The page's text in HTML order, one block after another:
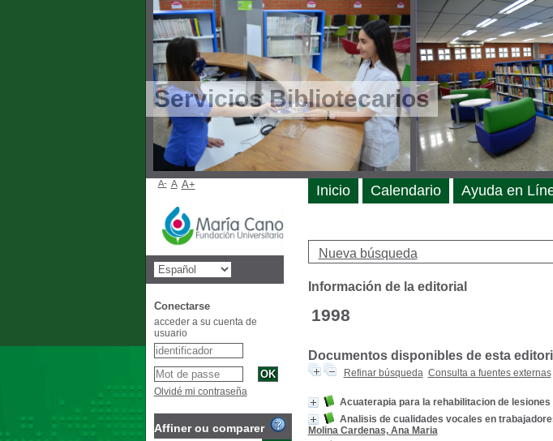
Servicios Bibliotecarios
Nueva búsqueda
Información de la editorial
1998
Documentos disponibles de esta
Refinar búsqueda Consulta a fuentes externas
Acuaterapia para la rehabilitacion de
Analisis de cualidades vocales en
Molina Cardenas, Ana Maria
Inicio Calendario Ayuda en
A- A A+
Conectarse
acceder a su cuenta de
usuario
Olvidé mi contraseña
Affiner ou comparer